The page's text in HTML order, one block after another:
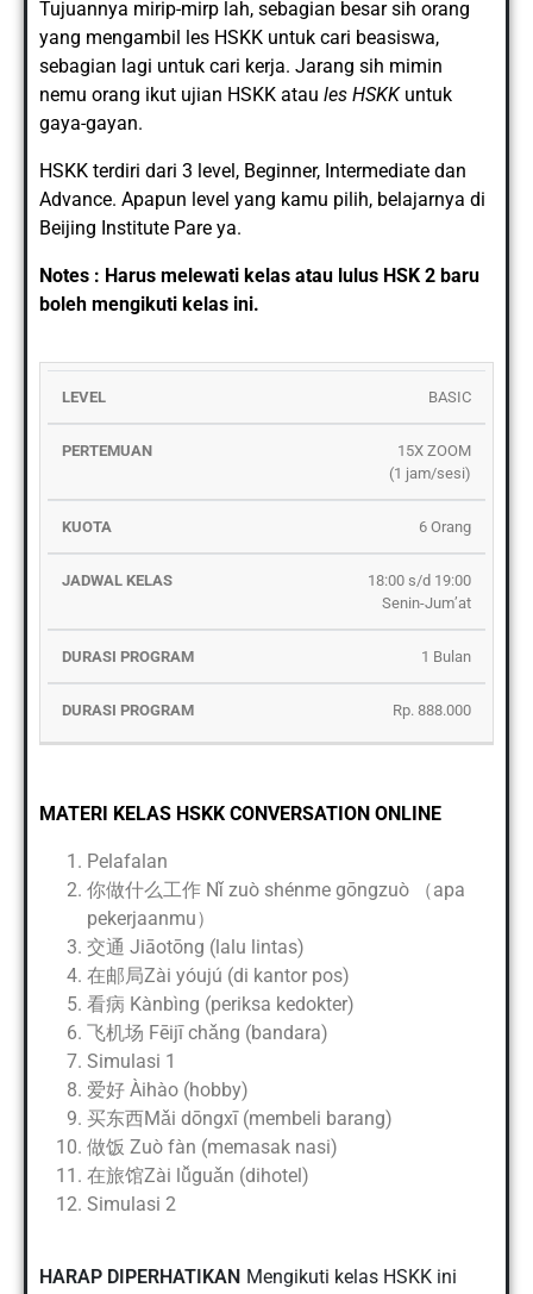
Tujuannya mirip-mirp lah, sebagian besar sih orang
yang mengambil les HSKK untuk cari beasiswa,
sebagian lagi untuk cari kerja. Jarang sih mimin
nemu orang ikut ujian HSKK atau les HSKKuntuk
gaya-gayan.
HSKK terdiri dari 3 level, Beginner, Intermediate dan
Advance. Apapun level yang kamu pilih, belajarnya di
Beijing Institute Pare ya.
Notes : Harus melewati kelas atau lulus HSK 2 baru
boleh mengikuti kelas ini.
LEVEL PERTEMUAN KUOTA JADWAL
BASIC
15X ZOOM
(1 jam/sesi)
6 Orang
18:00 s/d 19:00
Senin-Jum’at
1 Bulan
Rp. 888.000
MATERI KELAS HSKK CONVERSATION ONLINE
Pelafalan
你做什么工作 Nǐ zuò shénme gōngzuò （apa
pekerjaanmu）
交通 Jiāotōng (lalu lintas)
在邮局Zài yóujú (di kantor pos)
看病 Kànbìng (periksa kedokter)
飞机场 Fēijī chǎng (bandara)
Simulasi 1
爱好 Àihào (hobby)
买东西Mǎi dōngxī (membeli barang)
做饭 Zuò fàn (memasak nasi)
在旅馆Zài lǚguǎn (dihotel)
Simulasi 2
HARAP DIPERHATIKAN Mengikuti kelas HSKK ini